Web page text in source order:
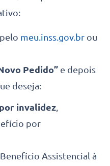
pelo meu.inss.gov.br ou
Pedido” e depois
deseja:
invalidez
por
Assistencial à